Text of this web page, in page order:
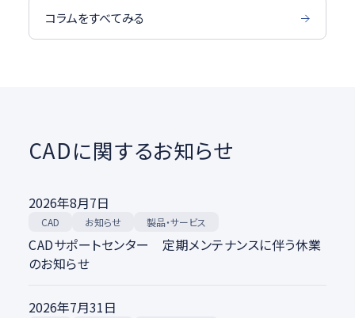
コラムをすべてみる
CADに関するお知らせ
2026年8月7日
CAD お知らせ 製品・サービス
CADサポートセンター 定期メンテナンスに伴う休業
のお知らせ
2026年7月31日